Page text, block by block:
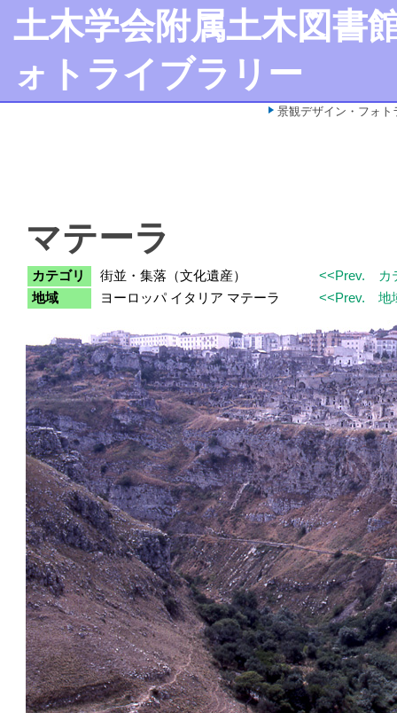
土木学会附属土木図書
ォトライブラリー
景観デザイン・フォ
マテーラ
カテゴリ 街並・集落（文化遺産） <<Prev.
カ
地域
ヨーロッパ イタリア マテーラ <<Prev. 地